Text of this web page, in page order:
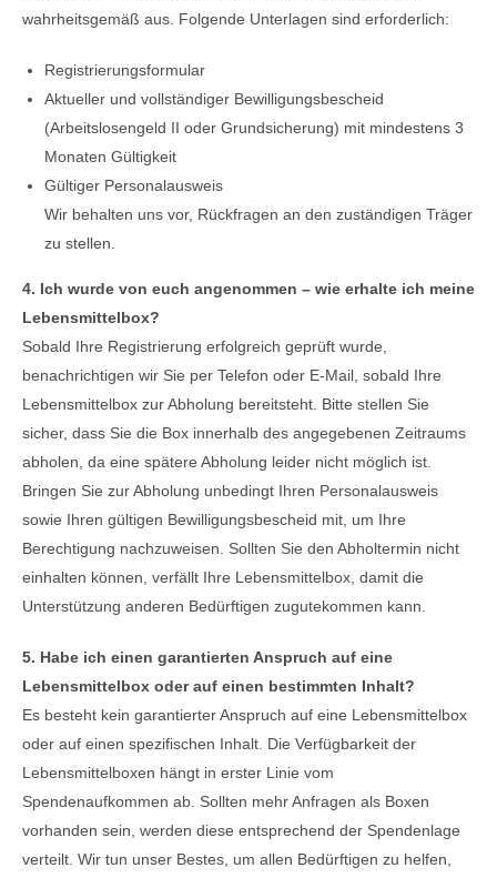
wahrheitsgemäß aus. Folgende Unterlagen sind erforderlich:
Registrierungsformular
Aktueller und vollständiger Bewilligungsbescheid
(Arbeitslosengeld II oder Grundsicherung) mit mindestens 3
Monaten Gültigkeit
Gültiger Personalausweis
Wir behalten uns vor, Rückfragen an den zuständigen Träger
zu stellen.
4. Ich wurde von euch angenommen – wie erhalte ich meine
Lebensmittelbox?
Sobald Ihre Registrierung erfolgreich geprüft wurde,
benachrichtigen wir Sie per Telefon oder E-Mail, sobald Ihre
Lebensmittelbox zur Abholung bereitsteht. Bitte stellen Sie
sicher, dass Sie die Box innerhalb des angegebenen Zeitraums
abholen, da eine spätere Abholung leider nicht möglich ist.
Bringen Sie zur Abholung unbedingt Ihren Personalausweis
sowie Ihren gültigen Bewilligungsbescheid mit, um Ihre
Berechtigung nachzuweisen. Sollten Sie den Abholtermin nicht
einhalten können, verfällt Ihre Lebensmittelbox, damit die
Unterstützung anderen Bedürftigen zugutekommen kann.
5. Habe ich einen garantierten Anspruch auf eine
Lebensmittelbox oder auf einen bestimmten Inhalt?
Es besteht kein garantierter Anspruch auf eine Lebensmittelbox
oder auf einen spezifischen Inhalt. Die Verfügbarkeit der
Lebensmittelboxen hängt in erster Linie vom
Spendenaufkommen ab. Sollten mehr Anfragen als Boxen
vorhanden sein, werden diese entsprechend der Spendenlage
verteilt. Wir tun unser Bestes, um allen Bedürftigen zu helfen,